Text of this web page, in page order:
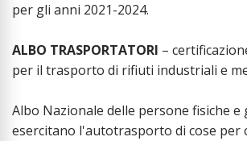
per gli anni 2021-2024.
ALBO TRASPORTATORI –
per il trasporto di rifiuti industriali e
Albo Nazionale delle persone fisiche e
esercitano l'autotrasporto di cose per